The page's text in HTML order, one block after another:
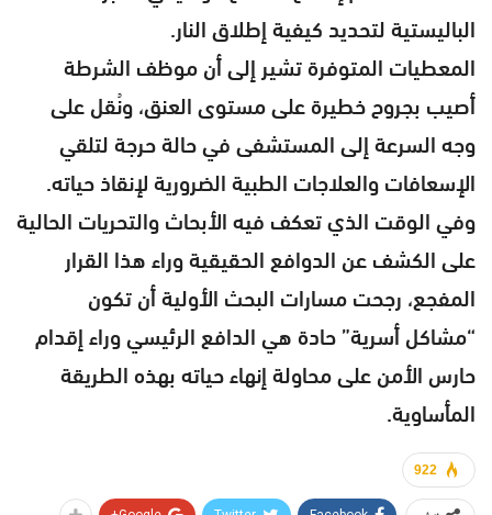
الباليستية لتحديد كيفية إطلاق النار.
المعطيات المتوفرة تشير إلى أن موظف الشرطة
أصيب بجروح خطيرة على مستوى العنق، ونُقل على
وجه السرعة إلى المستشفى في حالة حرجة لتلقي
الإسعافات والعلاجات الطبية الضرورية لإنقاذ حياته.
وفي الوقت الذي تعكف فيه الأبحاث والتحريات الحالية
على الكشف عن الدوافع الحقيقية وراء هذا القرار
المفجع، رجحت مسارات البحث الأولية أن تكون
“مشاكل أسرية” حادة هي الدافع الرئيسي وراء إقدام
حارس الأمن على محاولة إنهاء حياته بهذه الطريقة
المأساوية.
922